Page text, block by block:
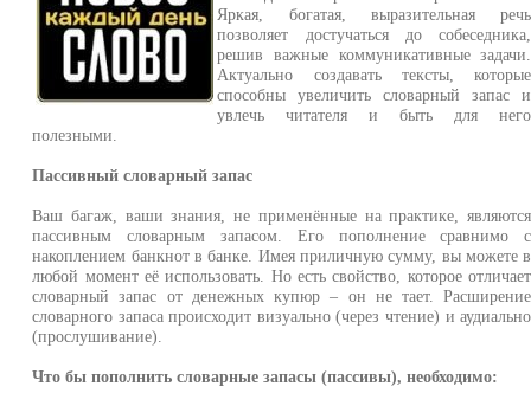
Яркая, богатая, выразительная речь
позволяет достучаться до собеседника,
решив важные коммуникативные задачи.
Актуально создавать тексты, которые
способны увеличить словарный запас и
увлечь читателя и быть для него
полезными.
Пассивный словарный запас
Ваш багаж, ваши знания, не применённые на практике, являются
пассивным словарным запасом. Его пополнение сравнимо с
накоплением банкнот в банке. Имея приличную сумму, вы можете в
любой момент её использовать. Но есть свойство, которое отличает
словарный запас от денежных купюр – он не тает. Расширение
словарного запаса происходит визуально (через чтение) и аудиально
(прослушивание).
Что бы пополнить словарные запасы (пассивы), необходимо: